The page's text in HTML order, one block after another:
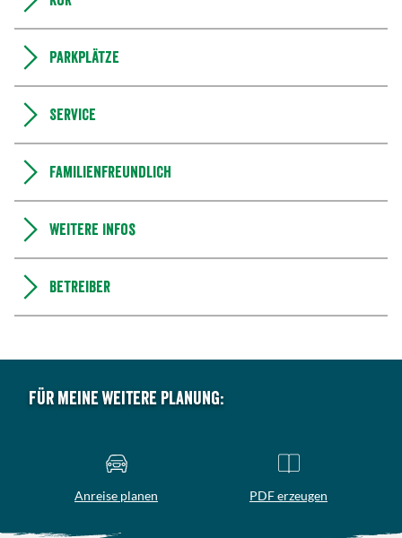
Parkplätze
Service
Familienfreundlich
Weitere Infos
Betreiber
Für meine weitere Planung:
Anreise planen PDF erzeugen